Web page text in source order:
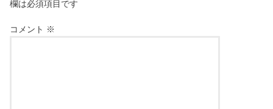
欄は必須項目です
コメント ※